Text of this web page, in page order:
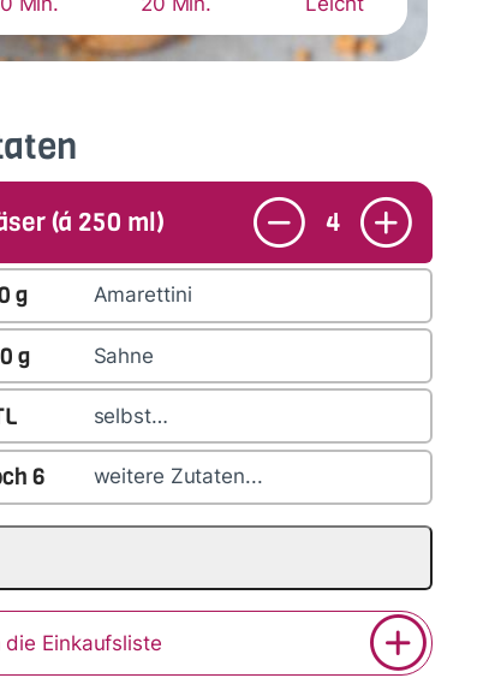
(á 250 ml) 4
g Amarettini
g Sahne
selbst…
6 weitere Zutaten...
die Einkaufsliste